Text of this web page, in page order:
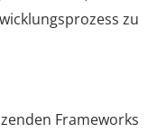
zu
Frameworks